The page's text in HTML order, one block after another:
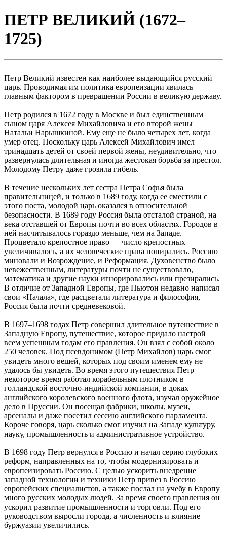
ПЕТР ВЕЛИКИЙ (1672–
1725)
Петр Великий известен как наиболее выдающийся русский
царь. Проводимая им политика европеизации явилась
главным фактором в превращении России в великую державу.
Петр родился в 1672 году в Москве и был единственным
сыном царя Алексея Михайловича и его второй жены
Натальи Нарышкиной. Ему еще не было четырех лет, когда
умер отец. Поскольку царь Алексей Михайлович имел
тринадцать детей от своей первой жены, неудивительно, что
развернулась длительная и иногда жестокая борьба за престол.
Молодому Петру даже грозила гибель.
В течение нескольких лет сестра Петра Софья была
правительницей, и только в 1689 году, когда ее сместили с
этого поста, молодой царь оказался в относительной
безопасности. В 1689 году Россия была отсталой страной, на
века отставшей от Европы почти во всех областях. Городов в
ней насчитывалось гораздо меньше, чем на Западе.
Процветало крепостное право — число крепостных
увеличивалось, а их человеческие права попирались. Россию
миновали и Возрождение, и Реформация. Духовенство было
невежественным, литературы почти не существовало,
математика и другие науки игнорировались или презирались.
В отличие от Западной Европы, где Ньютон недавно написал
свои «Начала», где расцветали литература и философия,
Россия была почти средневековой.
В 1697–1698 годах Петр совершил длительное путешествие в
Западную Европу, путешествие, которое придало настрой
всем успешным годам его правления. Он взял с собой около
250 человек. Под псевдонимом (Петр Михайлов) царь смог
увидеть много вещей, которых под своим именем ему не
удалось бы увидеть. Во время этого путешествия Петр
некоторое время работал корабельным плотником в
голландской восточно-индийской компании, в доках
английского королевского военного флота, изучал оружейное
дело в Пруссии. Он посещал фабрики, школы, музеи,
арсеналы и даже посетил сессию английского парламента.
Короче говоря, царь сколько смог изучил на Западе культуру,
науку, промышленность и административное устройство.
В 1698 году Петр вернулся в Россию и начал серию глубоких
реформ, направленных на то, чтобы модернизировать и
европеизировать Россию. С целью ускорить внедрение
западной технологии и техники Петр привез в Россию
европейских специалистов, а также послал на учебу в Европу
много русских молодых людей. За время своего правления он
ускорил развитие промышленности и торговли. Под его
руководством выросли города, а численность и влияние
буржуазии увеличились.